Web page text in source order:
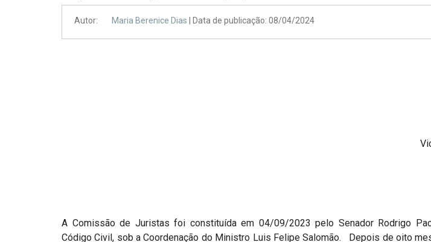
Processos - IBDFAM
Autor: Maria Berenice Dias | Data de publicação: 08/04/2024
A Comissão de Juristas foi constituída em 04/09/2023 pelo Senador Rodrigo
Código Civil, sob a Coordenação do Ministro Luis Felipe Salomão. Depois de oito